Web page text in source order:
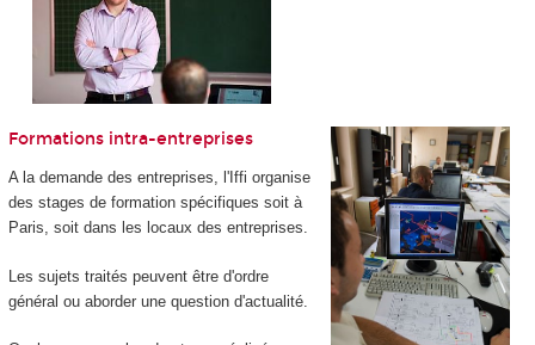
Formations intra-entreprises
A la demande des entreprises, l'Iffi organise
des stages de formation spécifiques soit à
Paris, soit dans les locaux des entreprises.
Les sujets traités peuvent être d'ordre
général ou aborder une question d'actualité.